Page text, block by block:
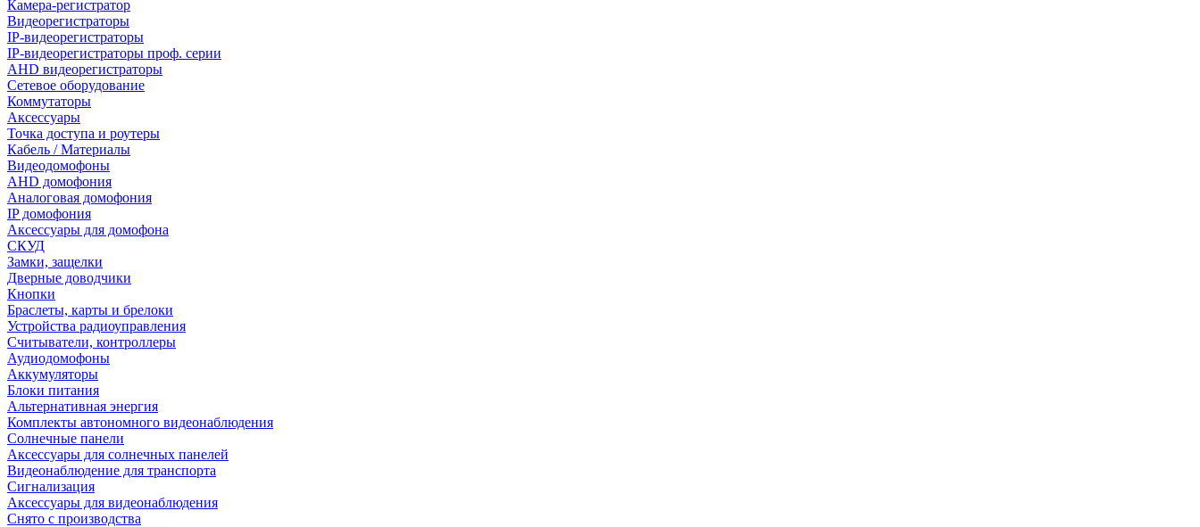
Камера-регистратор
Видеорегистраторы
IP-видеорегистраторы
IP-видеорегистраторы проф. серии
AHD видеорегистраторы
Сетевое оборудование
Коммутаторы
Аксессуары
Точка доступа и роутеры
Кабель / Материалы
Видеодомофоны
AHD домофония
Аналоговая домофония
IP домофония
Аксессуары для домофона
СКУД
Замки, защелки
Дверные доводчики
Кнопки
Браслеты, карты и брелоки
Устройства радиоуправления
Считыватели, контроллеры
Аудиодомофоны
Аккумуляторы
Блоки питания
Альтернативная энергия
Комплекты автономного видеонаблюдения
Солнечные панели
Аксессуары для солнечных панелей
Видеонаблюдение для транспорта
Сигнализация
Аксессуары для видеонаблюдения
Снято с производства